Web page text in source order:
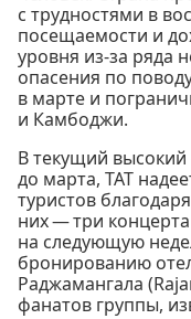
с трудностями в
посещаемости и
уровня из-за ряда
опасения по
в марте и
и Камбоджи.
В текущий
до марта, TAT
туристов
них — три
на следующую
бронированию
Раджамангала
фанатов группы,